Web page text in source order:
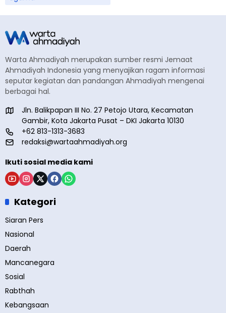
Warta Ahmadiyah merupakan sumber resmi Jemaat
Ahmadiyah Indonesia yang menyajikan ragam informasi
seputar kegiatan dan pandangan Ahmadiyah mengenai
berbagai hal.
Jln. Balikpapan III No. 27 Petojo Utara, Kecamatan
Gambir, Kota Jakarta Pusat – DKI Jakarta 10130
+62 813-1313-3683
redaksi@wartaahmadiyah.org
Ikuti sosial media kami
Kategori
Siaran Pers
Nasional
Daerah
Mancanegara
Sosial
Rabthah
Kebangsaan